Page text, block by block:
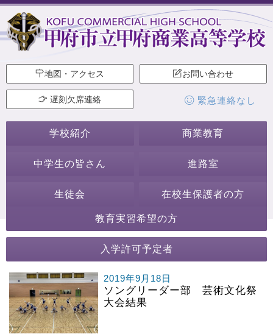
地図・アクセス お問い合わせ
遅刻欠席連絡 緊急連絡なし
学校紹介 商業教育
中学生の皆さん 進路室
生徒会 在校生保護者の方
教育実習希望の方
入学許可予定者
2019年9月18日
ソングリーダー部 芸術文化祭
大会結果